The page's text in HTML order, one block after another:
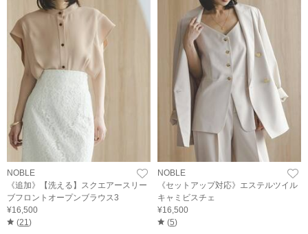
NOBLE
《追加》【洗える】スクエアースリー
ブフロントオープンブラウス3
¥16,500
(21)
NOBLE
《セットアップ対応》エステルツイル
キャミビスチェ
¥16,500
(5)